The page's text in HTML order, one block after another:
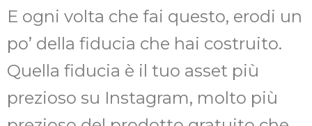
E ogni volta che fai questo, erodi un
po’ della fiducia che hai costruito.
Quella fiducia è il tuo asset più
prezioso su Instagram, molto più